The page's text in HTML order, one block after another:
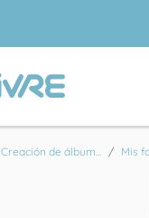
Creación de álbum... Mis